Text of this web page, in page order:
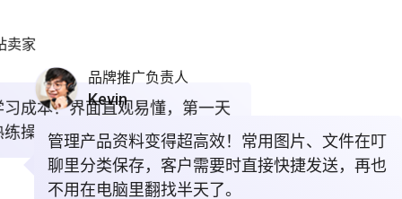
卖家
成本！界面直观易懂，第一天
操作，真是好工具！
品牌推广负责人
Kevin
管理产品资料变得超高效！常用图片、文件在叮
聊里分类保存，客户需要时直接快捷发送，再也
不用在电脑里翻找半天了。